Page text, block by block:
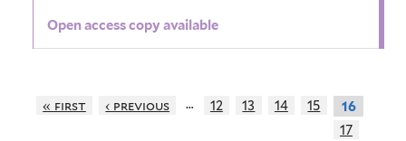
Open access copy available
« first ‹ previous … 12 13 14 15
16
17